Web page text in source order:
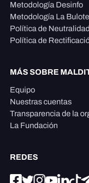
Metodología Desinfo
Metodología La
Política de Neutralidad
Política de
MÁS SOBRE
Equipo
Nuestras cuentas
Transparencia de la
La Fundación
REDES